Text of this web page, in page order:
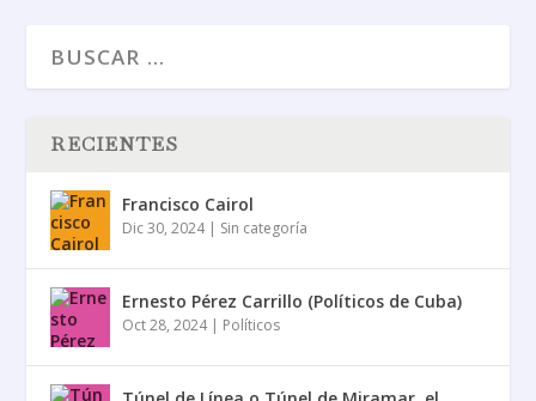
RECIENTES
Francisco Cairol
Dic 30, 2024| Sin categoría
Ernesto Pérez Carrillo (Políticos de Cuba)
Oct 28, 2024| Políticos